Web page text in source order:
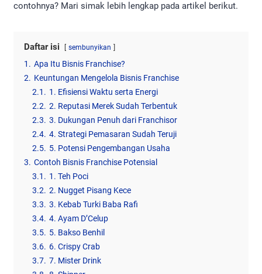
contohnya? Mari simak lebih lengkap pada artikel berikut.
Daftar isi sembunyikan
1. Apa Itu Bisnis Franchise?
2. Keuntungan Mengelola Bisnis Franchise
2.1. 1. Efisiensi Waktu serta Energi
2.2. 2. Reputasi Merek Sudah Terbentuk
2.3. 3. Dukungan Penuh dari Franchisor
2.4. 4. Strategi Pemasaran Sudah Teruji
2.5. 5. Potensi Pengembangan Usaha
3. Contoh Bisnis Franchise Potensial
3.1. 1. Teh Poci
3.2. 2. Nugget Pisang Kece
3.3. 3. Kebab Turki Baba Rafi
3.4. 4. Ayam D’Celup
3.5. 5. Bakso Benhil
3.6. 6. Crispy Crab
3.7. 7. Mister Drink